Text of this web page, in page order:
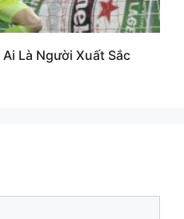
Là Người Xuất Sắc